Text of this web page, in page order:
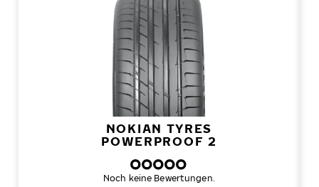
NOKIAN TYRES
POWERPROOF 2
Noch keine Bewertungen.